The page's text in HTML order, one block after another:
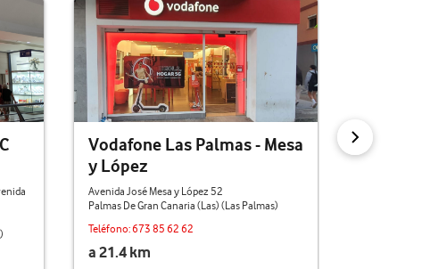
Vodafone Las Palmas - Mesa
y López
Avenida José Mesa y López 52
Palmas De Gran Canaria (Las) (Las Palmas)
Teléfono:673 85 62 62
a 21.4 km